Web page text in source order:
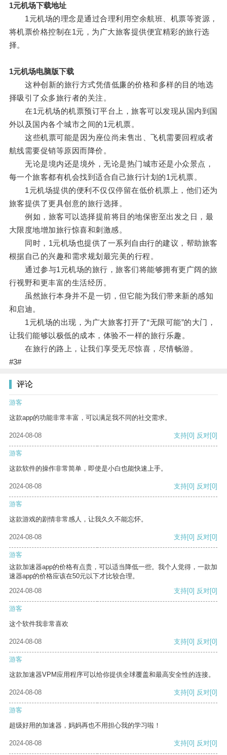
1元机场下载地址
1元机场的理念是通过合理利用空余航班、机票等资源，
将机票价格控制在1元，为广大旅客提供便宜精彩的旅行选
择。
1元机场电脑版下载
这种创新的旅行方式凭借低廉的价格和多样的目的地选
择吸引了众多旅行者的关注。
在1元机场的机票预订平台上，旅客可以发现从国内到国
外以及国内各个城市之间的1元机票。
这些机票可能是因为座位尚未售出、飞机需要回程或者
航线需要促销等原因而降价。
无论是境内还是境外，无论是热门城市还是小众景点，
每一个旅客都有机会找到适合自己旅行计划的1元机票。
1元机场提供的便利不仅仅停留在低价机票上，他们还为
旅客提供了更具创意的旅行选择。
例如，旅客可以选择提前将目的地保密至出发之日，最
大限度地增加旅行惊喜和刺激感。
同时，1元机场也提供了一系列自由行的建议，帮助旅客
根据自己的兴趣和需求规划最完美的行程。
通过参与1元机场的旅行，旅客们将能够拥有更广阔的旅
行视野和更丰富的生活经历。
虽然旅行本身并不是一切，但它能为我们带来新的感知
和启迪。
1元机场的出现，为广大旅客打开了“无限可能”的大门，
让我们能够以极低的成本，体验不一样的旅行乐趣。
在旅行的路上，让我们享受无尽惊喜，尽情畅游。
#3#
评论
游客
这款app的功能非常丰富，可以满足我不同的社交需求。
2024-08-08 支持[0] 反对[0]
游客
这款软件的操作非常简单，即使是小白也能快速上手。
2024-08-08 支持[0] 反对[0]
游客
这款游戏的剧情非常感人，让我久久不能忘怀。
2024-08-08 支持[0] 反对[0]
游客
这款加速器app的价格有点贵，可以适当降低一些。我个人觉得，一款加
速器app的价格应该在50元以下才比较合理。
2024-08-08
支持[0] 反对[0]
游客
这个软件我非常喜欢
2024-08-08 支持[0] 反对[0]
游客
这款加速器VPM应用程序可以给你提供全球覆盖和最高安全性的连接。
2024-08-08 支持[0] 反对[0]
游客
超级好用的加速器，妈妈再也不用担心我的学习啦！
2024-08-08 支持[0] 反对[0]